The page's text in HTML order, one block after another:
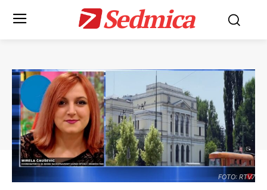
Sedmica
FOTO: RTV7